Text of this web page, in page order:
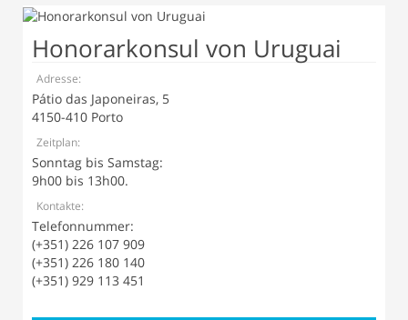
Honorarkonsul von Uruguai
Adresse:
Pátio das Japoneiras, 5
4150-410 Porto
Zeitplan:
Sonntag bis Samstag:
9h00 bis 13h00.
Kontakte:
Telefonnummer:
(+351) 226 107 909
(+351) 226 180 140
(+351) 929 113 451